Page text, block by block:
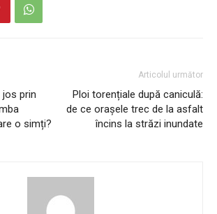
prin
o simți?
Articolul următor
Ploi torențiale după caniculă:
de ce orașele trec de la asfalt
încins la străzi inundate